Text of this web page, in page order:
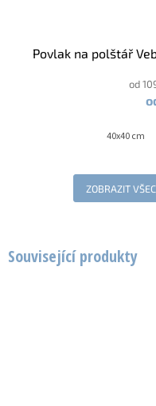
Související produkty
Povlak na polštář
od
40x40 cm
ZOBRAZIT